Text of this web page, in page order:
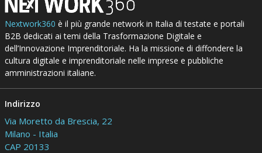
Nextwork360 è il più grande network in Italia di testate e portali
B2B dedicati ai temi della Trasformazione Digitale e
dell’Innovazione Imprenditoriale. Ha la missione di diffondere la
cultura digitale e imprenditoriale nelle imprese e pubbliche
amministrazioni italiane.
Indirizzo
Via Moretto da Brescia, 22
Milano - Italia
CAP 20133